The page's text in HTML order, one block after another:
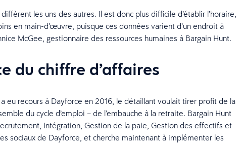
diffèrent les uns des autres. Il est donc plus difficile d’établir l’horaire,
en main-d’œuvre, puisque ces données varient d’un endroit à
McGee, gestionnaire des ressources humaines à Bargain Hunt.
du chiffre d’affaires
eu recours à Dayforce en 2016, le détaillant voulait tirer profit de la
du cycle d’emploi – de l’embauche à la retraite. Bargain Hunt
Intégration, Gestion de la paie, Gestion des effectifs et
sociaux de Dayforce, et cherche maintenant à implémenter les